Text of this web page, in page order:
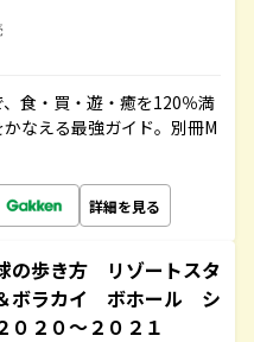
食・買・遊・癒を120％満
なえる最強ガイド。別冊M
詳細を見る
の歩き方 リゾートスタ
ボラカイ ボホール シ
２０～２０２１